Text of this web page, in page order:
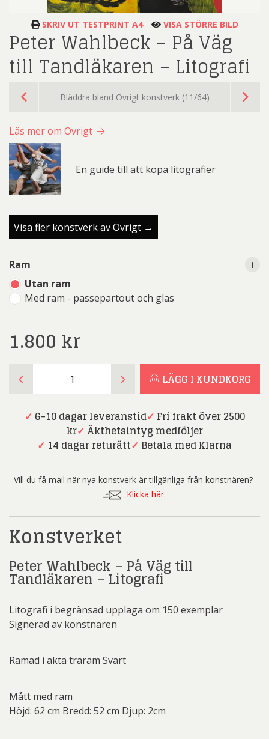
SKRIV UT TESTPRINT A4 VISA STÖRRE BILD
Peter Wahlbeck – På Väg
till Tandläkaren – Litografi
Bläddra bland Övrigt konstverk (11/64)
Läs mer om Övrigt
En guide till att köpa litografier
Visa fler konstverk av Övrigt →
Ram
Utan ram
Med ram - passepartout och glas
i
1.800 kr
i
Wahlbeck
Litografi
LÄGG I KUNDKORG
✓ 6-10 dagar leveranstid✓ Fri frakt över 2500
kr✓ Äkthetsintyg medföljer
✓ 14 dagar returätt✓ Betala med Klarna
Vill du få mail när nya konstverk är tillgänliga från konstnären?
Klicka här.
Konstverket
Peter Wahlbeck – På Väg till
Tandläkaren – Litografi
Litografi i begränsad upplaga om 150 exemplar
Signerad av konstnären
Ramad i äkta träram Svart
Mått med ram
Höjd: 62 cm Bredd: 52 cm Djup: 2cm